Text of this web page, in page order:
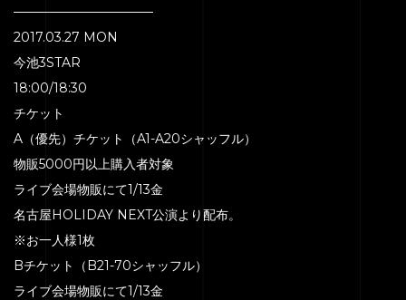
———————————
2017.03.27 MON
今池3STAR
18:00/18:30
チケット
A（優先）チケット（A1-A20シャッフル）
物販5000円以上購入者対象
ライブ会場物販にて1/13金
名古屋HOLIDAY NEXT公演より配布。
※お一人様1枚
Bチケット（B21-70シャッフル）
ライブ会場物販にて1/13金